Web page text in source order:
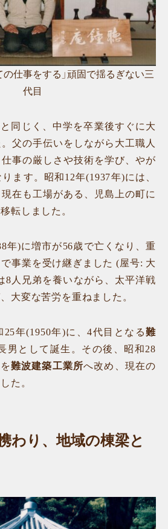
の仕事をする」頑固で揺るぎない三
代目
と同じく、中学を卒業後すぐに大
父の手伝いをしながら大工職人
事の厳しさや技術を学び、やが
ます。昭和12年(1937年)には、
在も工場がある、児島上の町に
転しました。
年)に増市が56歳で亡くなり、重
事業を受け継ぎました (屋号: 大
8人兄弟を養いながら、太平洋戦
大変な苦労を重ねました。
年(1950年)に、4代目となる難
男として誕生。その後、昭和28
難波建築工業所へ改め、現在の
た。
わり、地域の棟梁と